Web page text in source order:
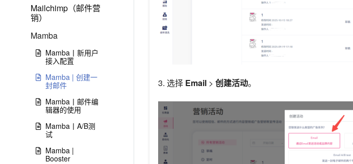
Mailchimp（邮件营
销）
Mamba
Mamba丨新用户
接入配置
Mamba | 创建一
封邮件
Mamba丨邮件编
辑器的使用
Mamba丨A/B测
试
Mamba |
Booster
3. 选择 Email> 创建活动。